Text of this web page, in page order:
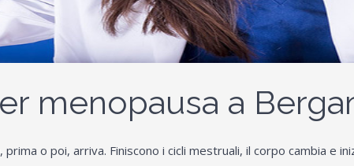
menopausa a
o poi, arriva. Finiscono i cicli mestruali, il corpo cambia e